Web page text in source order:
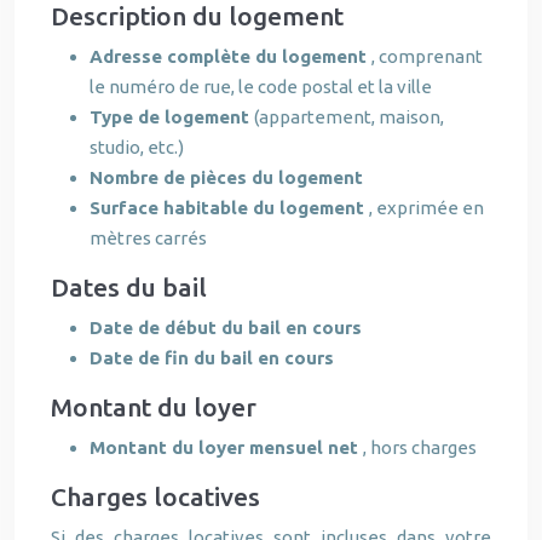
Description du logement
Adresse complète du logement , comprenant
le numéro de rue, le code postal et la ville
Type de logement (appartement, maison,
studio, etc.)
Nombre de pièces du logement
Surface habitable du logement , exprimée en
mètres carrés
Dates du bail
Date de début du bail en cours
Date de fin du bail en cours
Montant du loyer
Montant du loyer mensuel net , hors charges
Charges locatives